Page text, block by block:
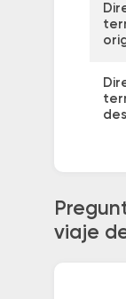
viaje